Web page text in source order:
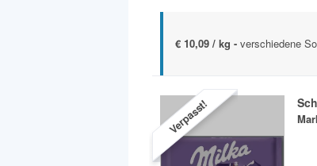
€ 10,09 / kg - verschiedene
Verpasst!